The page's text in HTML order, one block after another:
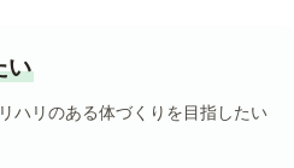
い
ハリのある体づくりを目指したい